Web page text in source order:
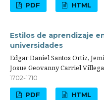
PDF HTML
Estilos de aprendizaje
universidades
Edgar Daniel Santos Ortiz,
Josue Geovanny Carriel
1702-1710
PDF HTML